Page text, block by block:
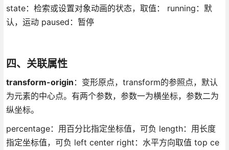
state：检索或设置对象动画的状态，取值： running：默
认，运动 paused：暂停
四、关联属性
transform-origin ：变形原点，transform的参照点，默认
为元素的中心点。有两个参数，参数一为横坐标，参数二为
纵坐标。
percentage：用百分比指定坐标值，可负 length：用长度
指定坐标值，可负 left center right：水平方向取值 top ce